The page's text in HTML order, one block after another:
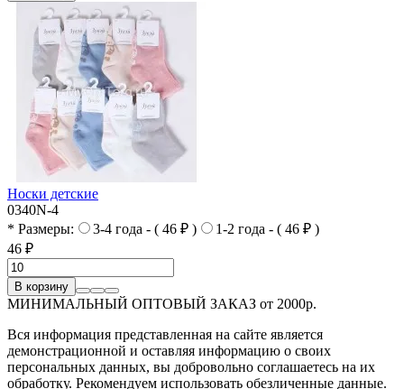
Носки детские
0340N-4
* Размеры:
3-4 года - ( 46 ₽ )
1-2 года - ( 46 ₽ )
46 ₽
В корзину
МИНИМАЛЬНЫЙ ОПТОВЫЙ ЗАКАЗ от 2000р.
Вся информация представленная на сайте является
демонстрационной и оставляя информацию о своих
персональных данных, вы добровольно соглашаетесь на их
обработку. Рекомендуем использовать обезличенные данные.